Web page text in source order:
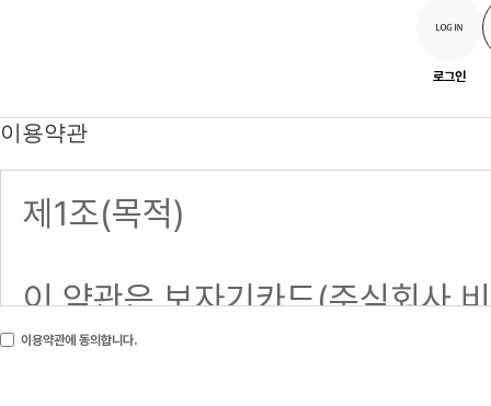
로그인
이용약관
이용약관에 동의합니다.